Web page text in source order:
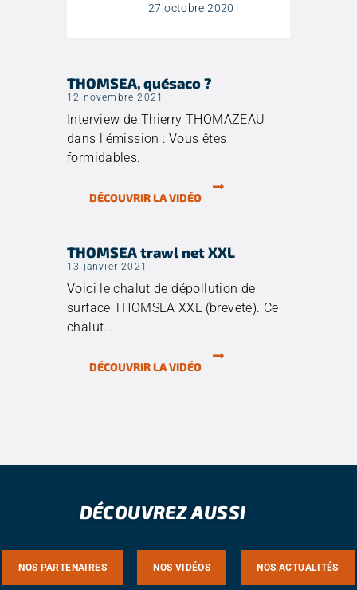
27 octobre 2020
THOMSEA, quésaco ?
12 novembre 2021
Interview de Thierry THOMAZEAU
dans l'émission : Vous êtes
formidables.
DÉCOUVRIR LA VIDÉO
THOMSEA trawl net XXL
13 janvier 2021
Voici le chalut de dépollution de
surface THOMSEA XXL (breveté). Ce
chalut…
DÉCOUVRIR LA VIDÉO
DÉCOUVREZ AUSSI
NOS PARTENAIRES NOS VIDÉOS NOS ACTUALITÉS